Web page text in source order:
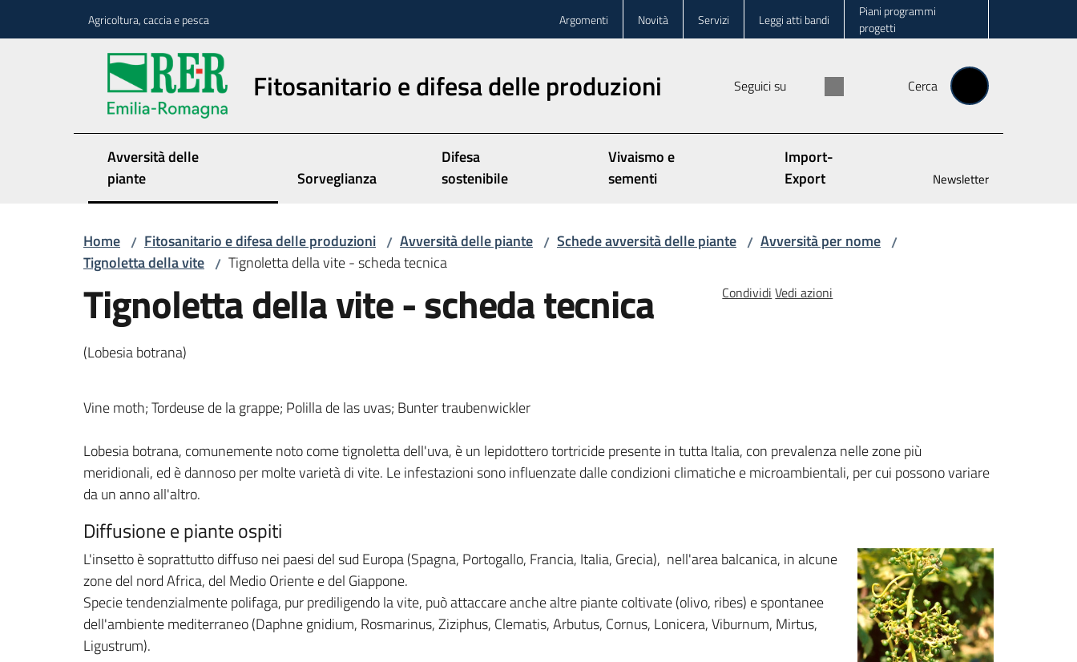
Agricoltura, caccia e pesca Argomenti Novità Servizi Leggi atti bandi
Piani programmi
progetti
Fitosanitario e difesa delle produzioni Seguici su Cerca
Avversità delle
piante
Sorveglianza
Difesa
sostenibile
Vivaismo e
sementi
Import-
Export
Newsletter
Home / Fitosanitario e difesa delle produzioni / Avversità delle piante / Schede avversità delle piante / Avversità per nome /
Tignoletta della vite / Tignoletta della vite - scheda tecnica
Tignoletta della vite - scheda tecnica
(Lobesia botrana)
Condividi Vedi azioni
Vine moth; Tordeuse de la grappe; Polilla de las uvas; Bunter traubenwickler
Lobesia botrana, comunemente noto come tignoletta dell'uva, è un lepidottero tortricide presente in tutta Italia, con prevalenza nelle zone più
meridionali, ed è dannoso per molte varietà di vite. Le infestazioni sono influenzate dalle condizioni climatiche e microambientali, per cui possono variare
da un anno all'altro.
Diffusione e piante ospiti
L'insetto è soprattutto diffuso nei paesi del sud Europa (Spagna, Portogallo, Francia, Italia, Grecia), nell'area balcanica, in alcune
zone del nord Africa, del Medio Oriente e del Giappone.
Specie tendenzialmente polifaga, pur prediligendo la vite, può attaccare anche altre piante coltivate (olivo, ribes) e spontanee
dell'ambiente mediterraneo (Daphne gnidium, Rosmarinus, Ziziphus, Clematis, Arbutus, Cornus, Lonicera, Viburnum, Mirtus,
Ligustrum).